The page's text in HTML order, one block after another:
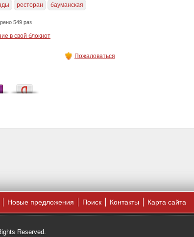
ресторан бауманская
549 раз
в свой блокнот
Пожаловаться
Новые предложения Поиск Контакты Карта сайта
Reserved.